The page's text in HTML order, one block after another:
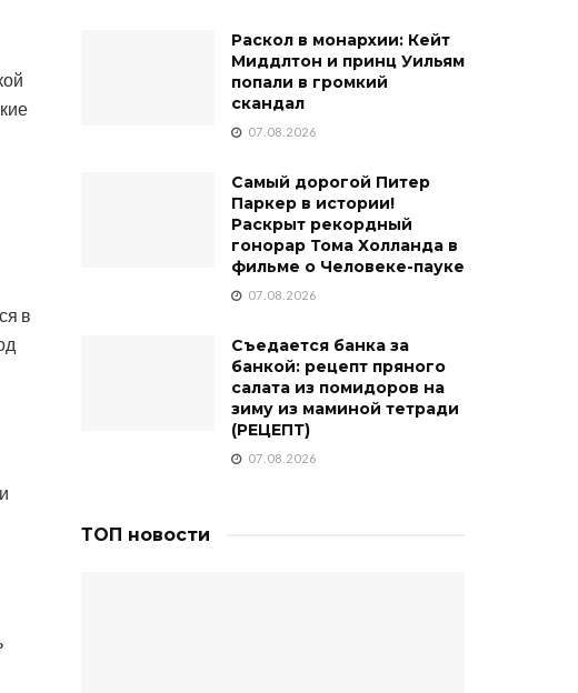
в
Раскол в монархии: Кейт
Миддлтон и принц Уильям
попали в громкий
скандал
07.08.2026
Самый дорогой Питер
Паркер в истории!
Раскрыт рекордный
гонорар Тома Холланда в
фильме о Человеке-пауке
07.08.2026
Съедается банка за
банкой: рецепт пряного
салата из помидоров на
зиму из маминой тетради
(РЕЦЕПТ)
07.08.2026
ТОП новости